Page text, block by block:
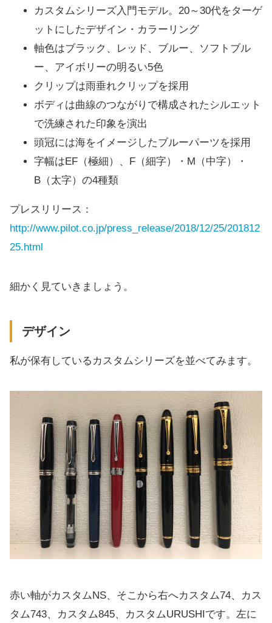
カスタムシリーズ入門モデル。20～30代をターゲ
ットにしたデザイン・カラーリング
軸色はブラック、レッド、ブルー、ソフトブル
ー、アイボリーの明るい5色
クリップは雨垂れクリップを採用
ボディは曲線のつながりで構成されたシルエット
で洗練された印象を演出
頭冠には海をイメージしたブルーパーツを採用
字幅はEF（極細）、F（細字）・M（中字）・
B（太字）の4種類
プレスリリース：
http://www.pilot.co.jp/press_release/2018/12/25/201812
25.html
細かく見ていきましょう。
デザイン
私が保有しているカスタムシリーズを並べてみます。
赤い軸がカスタムNS、そこから右へカスタム74、カス
タム743、カスタム845、カスタムURUSHIです。左に